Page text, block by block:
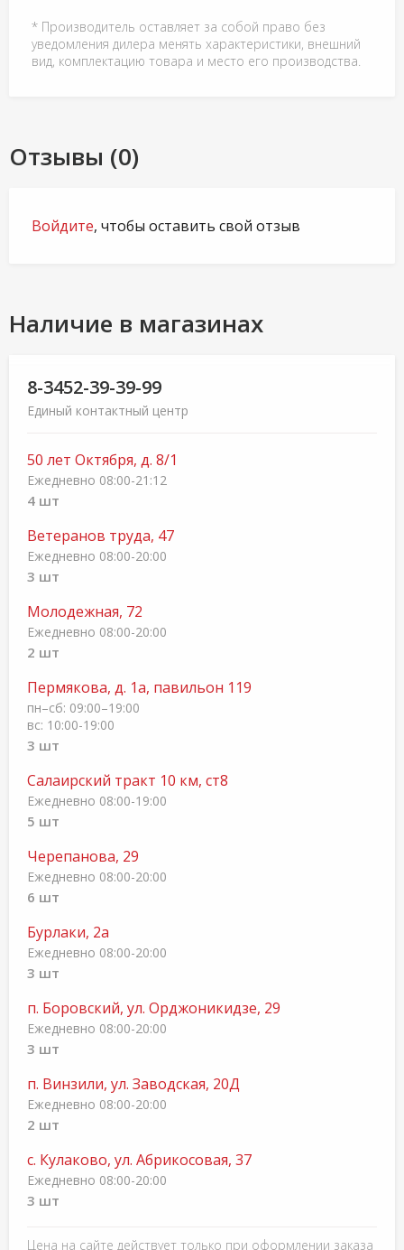
* Производитель оставляет за собой право без
уведомления дилера менять характеристики, внешний
вид, комплектацию товара и место его производства.
Отзывы (0)
Войдите, чтобы оставить свой отзыв
Наличие в магазинах
8-3452-39-39-99
Единый контактный центр
50 лет Октября, д. 8/1
Ежедневно 08:00-21:12
4 шт
Ветеранов труда, 47
Ежедневно 08:00-20:00
3 шт
Молодежная, 72
Ежедневно 08:00-20:00
2 шт
Пермякова, д. 1а, павильон 119
пн–сб: 09:00–19:00
вс: 10:00-19:00
3 шт
Салаирский тракт 10 км, ст8
Ежедневно 08:00-19:00
5 шт
Черепанова, 29
Ежедневно 08:00-20:00
6 шт
Бурлаки, 2а
Ежедневно 08:00-20:00
3 шт
п. Боровский, ул. Орджоникидзе, 29
Ежедневно 08:00-20:00
3 шт
п. Винзили, ул. Заводская, 20Д
Ежедневно 08:00-20:00
2 шт
с. Кулаково, ул. Абрикосовая, 37
Ежедневно 08:00-20:00
3 шт
Цена на сайте действует только при оформлении заказа